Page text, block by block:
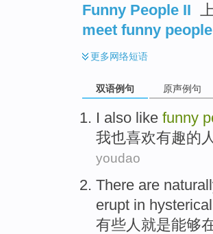
Funny People II
meet funny people
更多网络短语
双语例句 原声例句
I also like funny
我也喜欢有趣的 人
youdao
There are
erupt in hysterical
有些 人 就是能够